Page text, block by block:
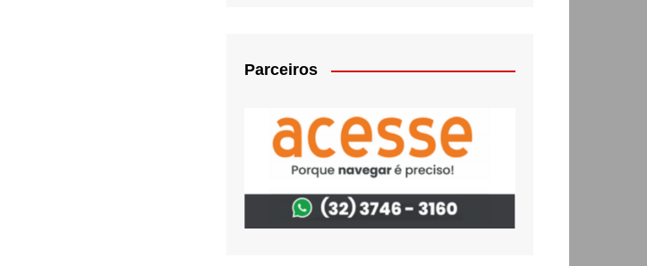
Parceiros